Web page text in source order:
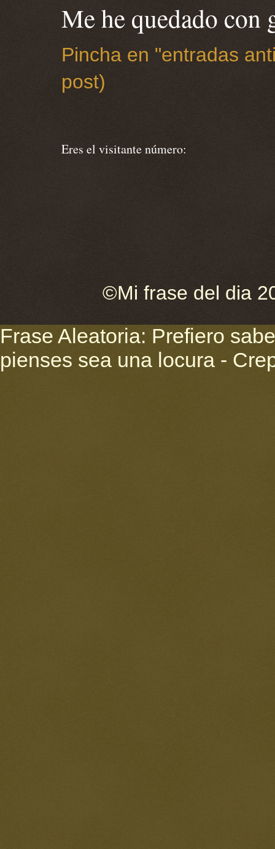
Me he quedado con
Pincha en "entradas
post)
Eres el visitante número:
©Mi frase del dia
Frase Aleatoria: Prefiero
pienses sea una locura -